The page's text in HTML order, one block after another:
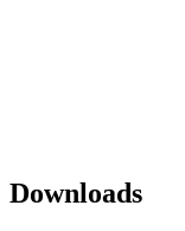
Downloads